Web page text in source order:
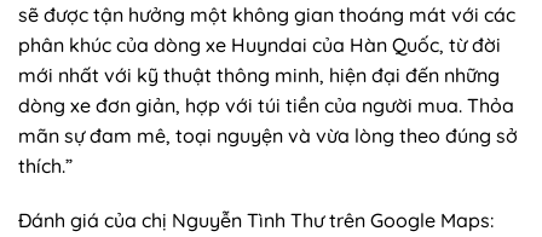
sẽ được tận hưởng một không gian thoáng mát với các
phân khúc của dòng xe Huyndai của Hàn Quốc, từ đời
mới nhất với kỹ thuật thông minh, hiện đại đến những
dòng xe đơn giản, hợp với túi tiền của người mua. Thỏa
mãn sự đam mê, toại nguyện và vừa lòng theo đúng sở
thích.”
Đánh giá của chị Nguyễn Tình Thư trên Google Maps: